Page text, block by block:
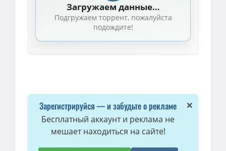
Загружаем данные…
Подгружаем торрент, пожалуйста
подождите!
×
Зарегистрируйся — и забудьте о рекламе
Бесплатный аккаунт и реклама не
мешает находиться на сайте!